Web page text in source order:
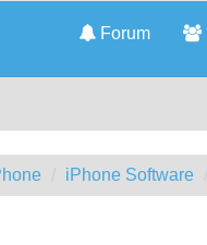
Forum
iPhone Software